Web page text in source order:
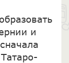
и